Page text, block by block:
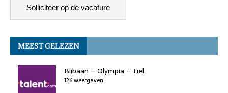
c
e
b
o
o
k
k
e
dI
n
st
o
d
o
n
re
a
d
s
s
A
p
p
MEEST GELEZEN
Bijbaan – Olympia – Tiel
126 weergaven